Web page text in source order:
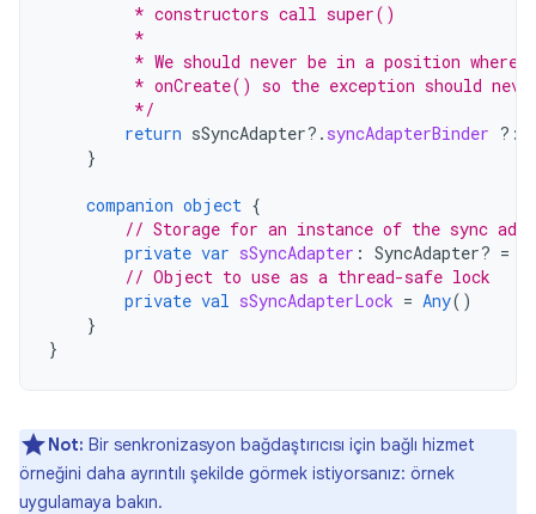
         * constructors call super()
         *
* We should never be in a position where
* onCreate() so the exception should
         */
return sSyncAdapter?. syncAdapterBinder ?:
}
companion object {
// Storage for an instance of the sync
private var sSyncAdapter : SyncAdapter? =
// Object to use as a thread-safe lock
private val sSyncAdapterLock = Any()
}
}
Not: Bir senkronizasyon bağdaştırıcısı için bağlı hizmet
örneğini daha ayrıntılı şekilde görmek istiyorsanız: örnek
uygulamaya bakın.